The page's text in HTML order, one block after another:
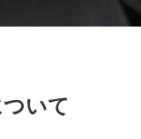
いて